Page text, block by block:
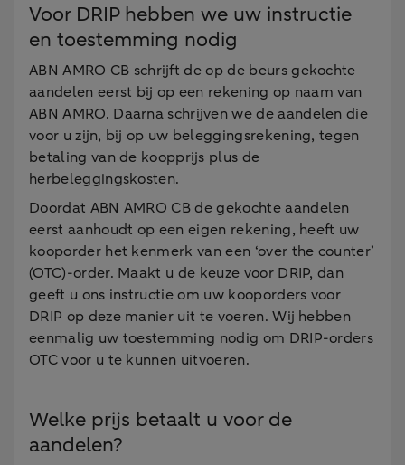
Voor DRIP hebben we uw instructie
en toestemming nodig
ABN AMRO CB schrijft de op de beurs gekochte
aandelen eerst bij op een rekening op naam van
ABN AMRO. Daarna schrijven we de aandelen die
voor u zijn, bij op uw beleggingsrekening, tegen
betaling van de koopprijs plus de
herbeleggingskosten.
Doordat ABN AMRO CB de gekochte aandelen
eerst aanhoudt op een eigen rekening, heeft uw
kooporder het kenmerk van een ‘over the counter’
(OTC)-order. Maakt u de keuze voor DRIP, dan
geeft u ons instructie om uw kooporders voor
DRIP op deze manier uit te voeren. Wij hebben
eenmalig uw toestemming nodig om DRIP-orders
OTC voor u te kunnen uitvoeren.
Welke prijs betaalt u voor de
aandelen?